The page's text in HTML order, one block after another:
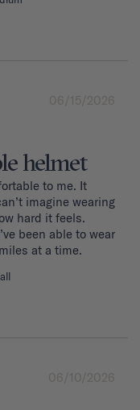
06/15/2026
helmet
to me. It
imagine wearing
hard it feels.
been able to wear
at a time.
06/10/2026